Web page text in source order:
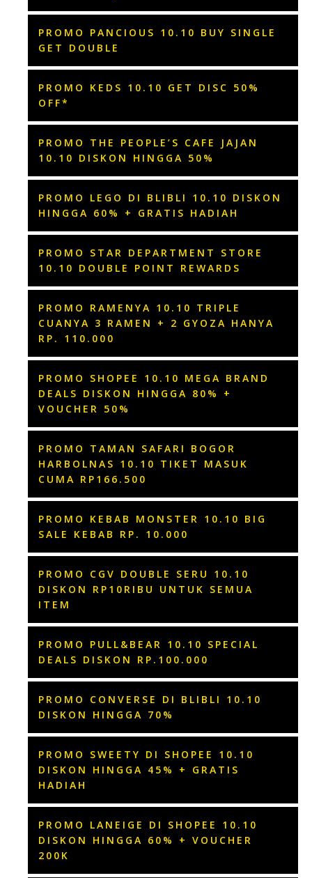
PROMO PANCIOUS 10.10 BUY SINGLE
GET DOUBLE
PROMO KEDS 10.10 GET DISC 50%
OFF*
PROMO THE PEOPLE’S CAFE JAJAN
10.10 DISKON HINGGA 50%
PROMO LEGO DI BLIBLI 10.10 DISKON
HINGGA 60% + GRATIS HADIAH
PROMO STAR DEPARTMENT STORE
10.10 DOUBLE POINT REWARDS
PROMO RAMENYA 10.10 TRIPLE
CUANYA 3 RAMEN + 2 GYOZA HANYA
RP. 110.000
PROMO SHOPEE 10.10 MEGA BRAND
DEALS DISKON HINGGA 80% +
VOUCHER 50%
PROMO TAMAN SAFARI BOGOR
HARBOLNAS 10.10 TIKET MASUK
CUMA RP166.500
PROMO KEBAB MONSTER 10.10 BIG
SALE KEBAB RP. 10.000
PROMO CGV DOUBLE SERU 10.10
DISKON RP10RIBU UNTUK SEMUA
ITEM
PROMO PULL&BEAR 10.10 SPECIAL
DEALS DISKON RP.100.000
PROMO CONVERSE DI BLIBLI 10.10
DISKON HINGGA 70%
PROMO SWEETY DI SHOPEE 10.10
DISKON HINGGA 45% + GRATIS
HADIAH
PROMO LANEIGE DI SHOPEE 10.10
DISKON HINGGA 60% + VOUCHER
200K